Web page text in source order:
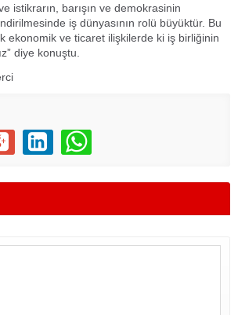
istikrarın, barışın ve demokrasinin
iş dünyasının rolü büyüktür. Bu
ekonomik ve ticaret ilişkilerde ki iş birliğinin
diye konuştu.